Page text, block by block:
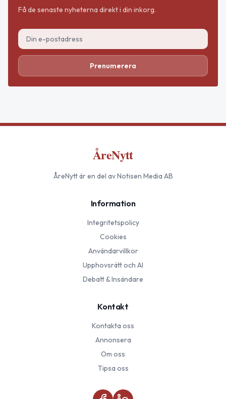
Få de senaste nyheterna direkt i din inkorg.
Prenumerera
ÅreNytt
ÅreNyttär en del av Notisen Media AB
Information
Integritetspolicy
Cookies
Användarvillkor
Upphovsrätt och AI
Debatt & Insändare
Kontakt
Kontakta oss
Annonsera
Om oss
Tipsa oss